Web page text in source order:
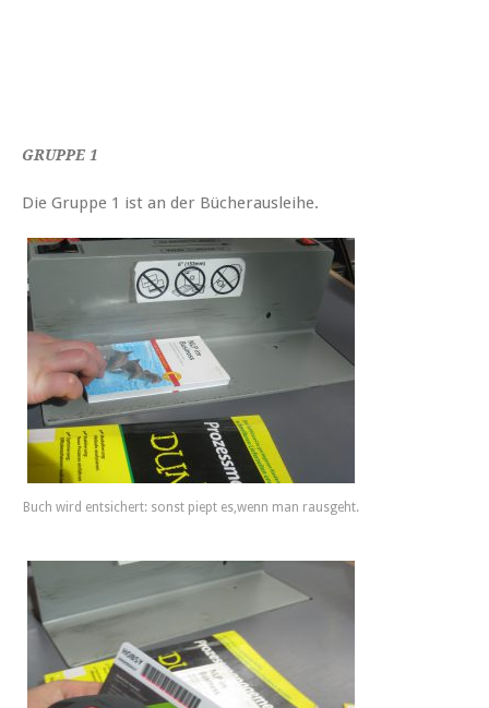
GRUPPE 1
Die Gruppe 1 ist an der Bücherausleihe.
Buch wird entsichert: sonst piept es,wenn man rausgeht.